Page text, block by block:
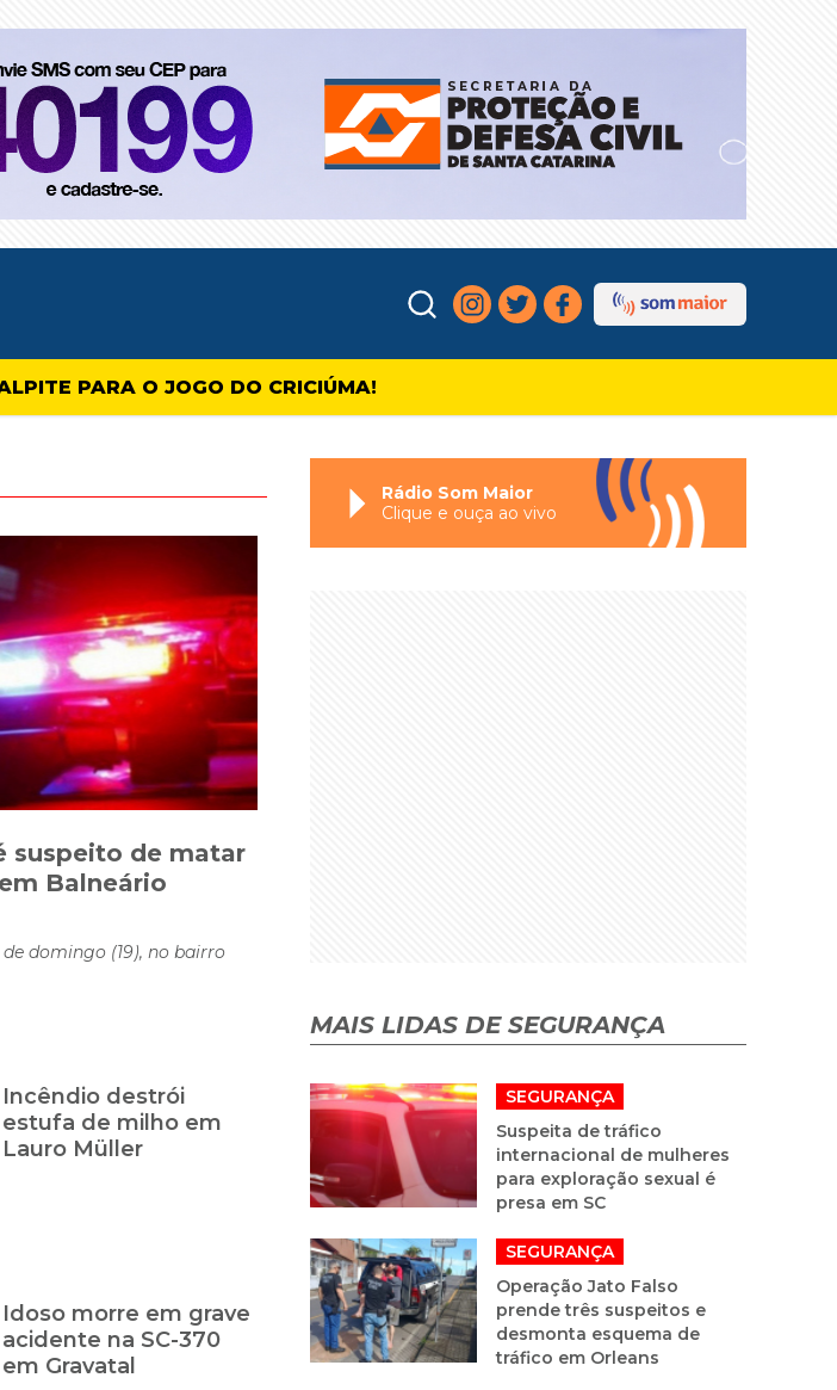
PARA O JOGO DO CRICIÚMA!
suspeito de matar
Balneário
domingo (19), no bairro
Incêndio destrói
estufa de milho em
Lauro Müller
Idoso morre em grave
acidente na SC-370
em Gravatal
Rádio Som Maior
Clique e ouça ao vivo
MAIS LIDAS DE SEGURANÇA
SEGURANÇA
Suspeita de tráfico
internacional de mulheres
para exploração sexual é
presa em SC
SEGURANÇA
Operação Jato Falso
prende três suspeitos e
desmonta esquema de
tráfico em Orleans